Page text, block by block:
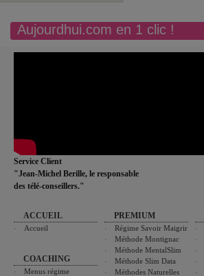
Aujourdhui.com en 1 clic !
Service Client
"Jean-Michel Berille, le responsable
des télé-conseillers."
ACCUEIL
Accueil
COACHING
Menus régime
PREMIUM
Régime Savoir Maigrir
Méthode Montignac
Méthode MentalSlim
Méthode Slim Data
Méthodes Naturelles